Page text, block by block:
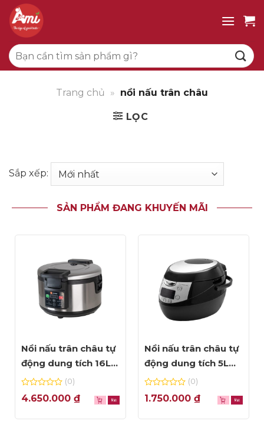
qua
dung
Tìm
kiếm:
Trang chủ » nồi nấu trân châu
LỌC
Sắp xếp:
SẢN PHẨM ĐANG KHUYẾN MÃI
Nồi nấu trân châu tự
động dung tích 16L
Unibar UBN16L
0
out
(0)
4.650.000 ₫
Nồi nấu trân châu tự
động dung tích 5L
Unibar UBN5L
0
out
(0)
1.750.000 ₫